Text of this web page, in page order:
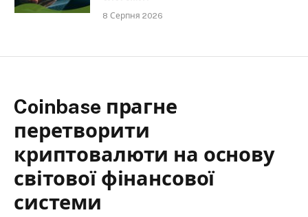
8 Серпня 2026
Coinbase прагне
перетворити
криптовалюти на основу
світової фінансової
системи